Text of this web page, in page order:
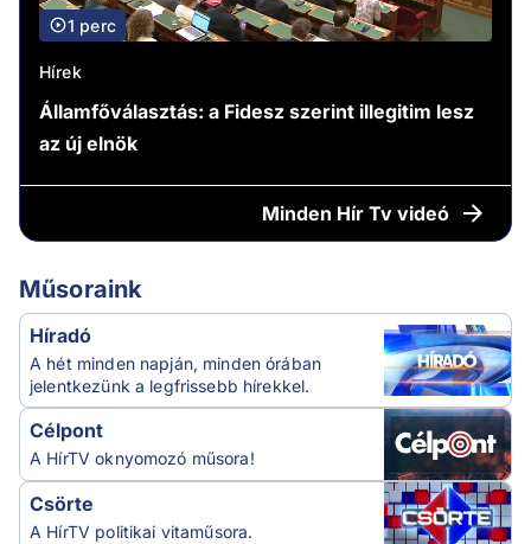
1 perc
Hírek
Államfőválasztás: a Fidesz szerint illegitim lesz
az új elnök
Minden Hír Tv videó
Műsoraink
Híradó
A hét minden napján, minden órában
jelentkezünk a legfrissebb hírekkel.
Célpont
A HírTV oknyomozó műsora!
Csörte
A HírTV politikai vitaműsora.